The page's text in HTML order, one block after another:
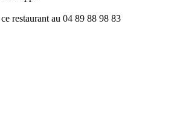
restaurant au 04 89 88 98 83